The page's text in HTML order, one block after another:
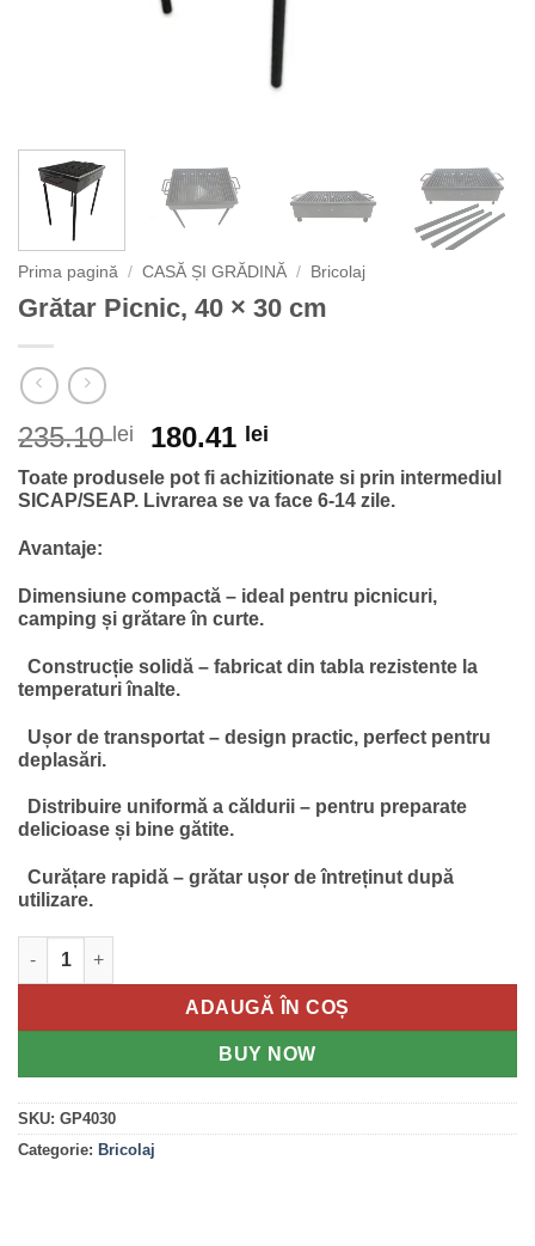
Prima pagină / CASĂ ȘI GRĂDINĂ / Bricolaj
Grătar Picnic, 40 × 30 cm
235.10 lei
Prețul
inițial
a
180.41 lei
curent
este:
Toate produsele pot fi achizitionate si prin intermediul
SICAP/SEAP. Livrarea se va face 6-14 zile.
Avantaje:
Dimensiune compactă – ideal pentru picnicuri,
camping și grătare în curte.
Construcție solidă – fabricat din tabla rezistente la
temperaturi înalte.
Ușor de transportat – design practic, perfect pentru
deplasări.
Distribuire uniformă a căldurii – pentru preparate
delicioase și bine gătite.
Curățare rapidă – grătar ușor de întreținut după
utilizare.
ADAUGĂ ÎN COȘ
BUY NOW
SKU: GP4030
Categorie: Bricolaj